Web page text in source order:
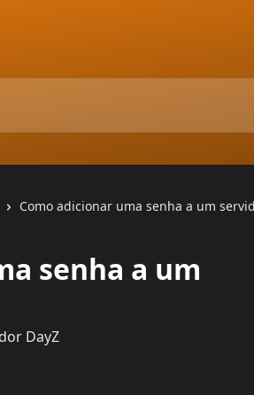
Como adicionar uma senha a um
senha a um
DayZ